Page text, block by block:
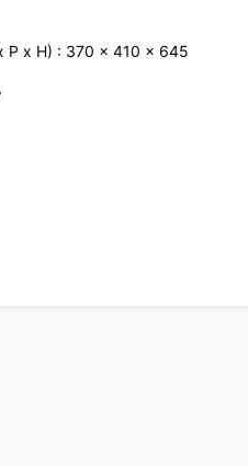
P x H) : 370 x 410 x 645